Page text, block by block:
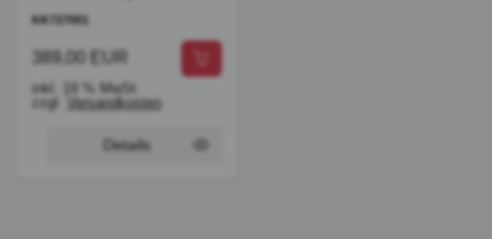
KK727001
389,00 EUR
inkl. 19 % MwSt.
zzgl.
Versandkosten
Details